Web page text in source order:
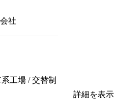
社
工場 / 交替制
詳細を表示